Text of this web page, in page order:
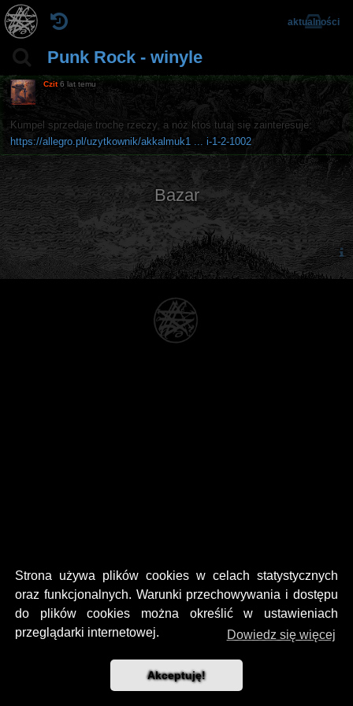
Strona używa plików cookies w celach statystycznych
oraz funkcjonalnych. Warunki przechowywania i dostępu
do plików cookies można określić w ustawieniach
przeglądarki internetowej.
Dowiedz się więcej
Akceptuję!
Punk Rock - winyle
aktualności
Czit 6 lat temu
Kumpel sprzedaje trochę rzeczy, a nóż ktoś tutaj się zainteresuje:
https://allegro.pl/uzytkownik/akkalmuk1 ... i-1-2-1002
Bazar